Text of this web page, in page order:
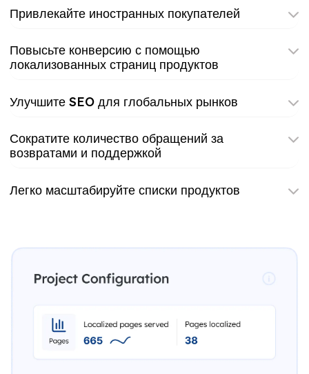
Привлекайте иностранных покупателей
Повысьте конверсию с помощью
локализованных страниц продуктов
Улучшите SEO для глобальных рынков
Сократите количество обращений за
возвратами и поддержкой
Легко масштабируйте списки продуктов